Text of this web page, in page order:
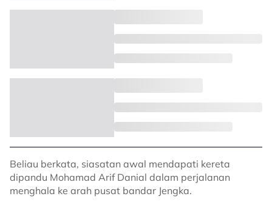
Beliau berkata, siasatan awal mendapati kereta
dipandu Mohamad Arif Danial dalam perjalanan
menghala ke arah pusat bandar Jengka.